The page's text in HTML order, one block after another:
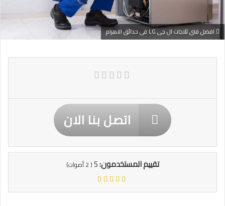
افضل فنى ثلاجات ال جى LG فى حدائق الاهرام
اتصل بنا الان
تقييم المستخدمون:5
(
2أصوات)